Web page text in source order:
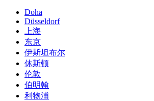
Doha
Düsseldorf
上海
东京
伊斯坦布尔
休斯顿
伦敦
伯明翰
利物浦